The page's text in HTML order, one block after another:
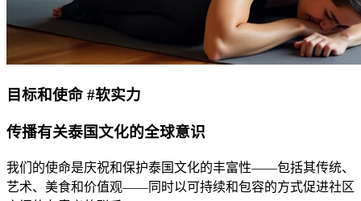
目标和使命 #软实力
传播有关泰国文化的全球意识
我们的使命是庆祝和保护泰国文化的丰富性——包括其传统、
艺术、美食和价值观——同时以可持续和包容的方式促进社区